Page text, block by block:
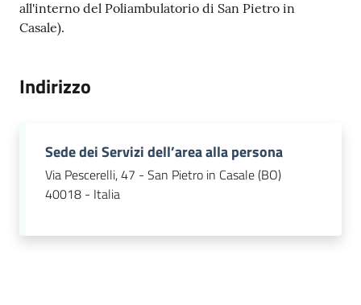
all'interno del Poliambulatorio di San Pietro in
Casale).
Indirizzo
Sede dei Servizi dell’area alla persona
Via Pescerelli, 47 - San Pietro in Casale (BO)
40018 - Italia